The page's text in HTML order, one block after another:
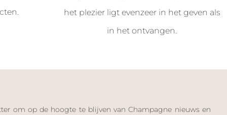
het plezier ligt evenzeer in het geven als
in het ontvangen.
om op de hoogte te blijven van Champagne nieuws en